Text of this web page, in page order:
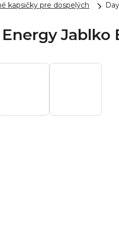
kapsičky pre dospelých
Jablko